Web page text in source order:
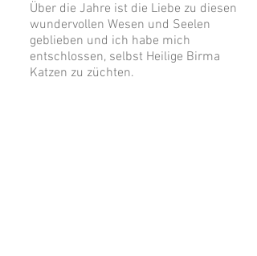
Über die Jahre ist die Liebe zu diesen
wundervollen Wesen und Seelen
geblieben und ich habe mich
entschlossen, selbst Heilige Birma
Katzen zu züchten.